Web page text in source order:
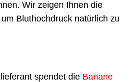
Wir zeigen Ihnen die
Bluthochdruck natürlich zu
spendet die Banane